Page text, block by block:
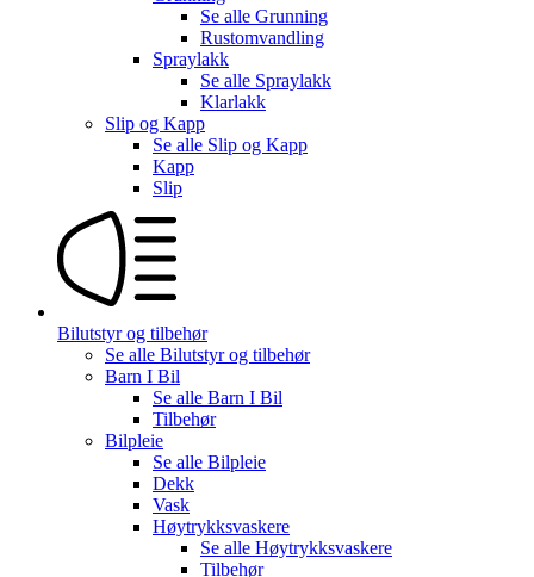
Se alle Grunning
Rustomvandling
Spraylakk
Se alle Spraylakk
Klarlakk
Slip og Kapp
Se alle Slip og Kapp
Kapp
Slip
Bilutstyr og tilbehør
Se alle Bilutstyr og tilbehør
Barn I Bil
Se alle Barn I Bil
Tilbehør
Bilpleie
Se alle Bilpleie
Dekk
Vask
Høytrykksvaskere
Se alle Høytrykksvaskere
Tilbehør